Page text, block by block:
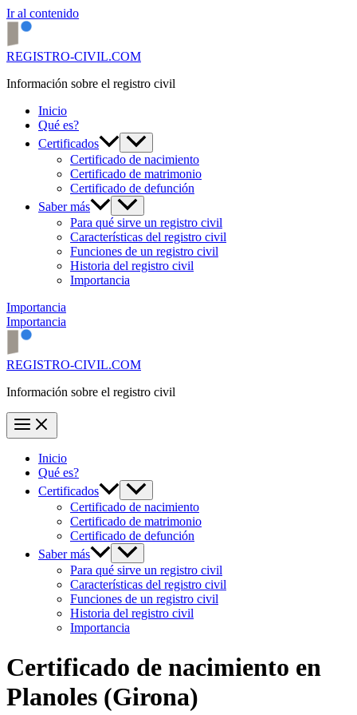
Ir al contenido
REGISTRO-CIVIL.COM
Información sobre el registro civil
Inicio
Qué es?
Certificados
Certificado de nacimiento
Certificado de matrimonio
Certificado de defunción
Saber más
Para qué sirve un registro civil
Características del registro civil
Funciones de un registro civil
Historia del registro civil
Importancia
Importancia
Importancia
REGISTRO-CIVIL.COM
Información sobre el registro civil
Inicio
Qué es?
Certificados
Certificado de nacimiento
Certificado de matrimonio
Certificado de defunción
Saber más
Para qué sirve un registro civil
Características del registro civil
Funciones de un registro civil
Historia del registro civil
Importancia
Certificado de nacimiento en
Planoles (Girona)